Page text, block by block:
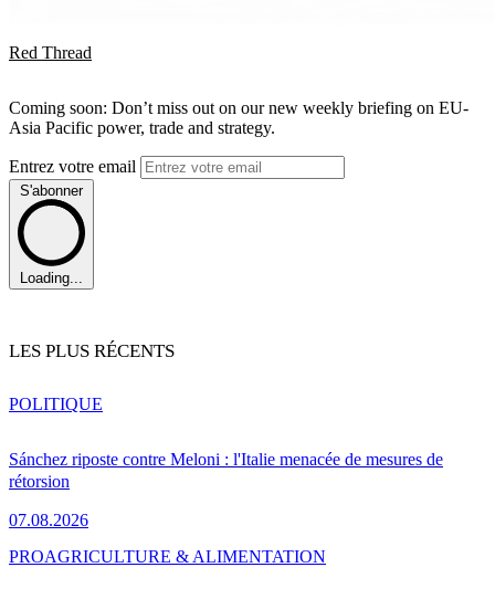
Red Thread
Coming soon: Don’t miss out on our new weekly briefing on EU-
Asia Pacific power, trade and strategy.
Entrez votre email
S'abonner
Loading...
LES PLUS RÉCENTS
Sánchez riposte contre Meloni : l'Italie menacée de mesures de
rétorsion
07.08.2026
POLITIQUE
PROAGRICULTURE & ALIMENTATION